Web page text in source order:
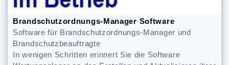
Brandschutzordnungs-Manager Software
Software für Brandschutzordnungs-Manager und
Brandschutzbeauftragte
In wenigen Schritten erinnert Sie die Software